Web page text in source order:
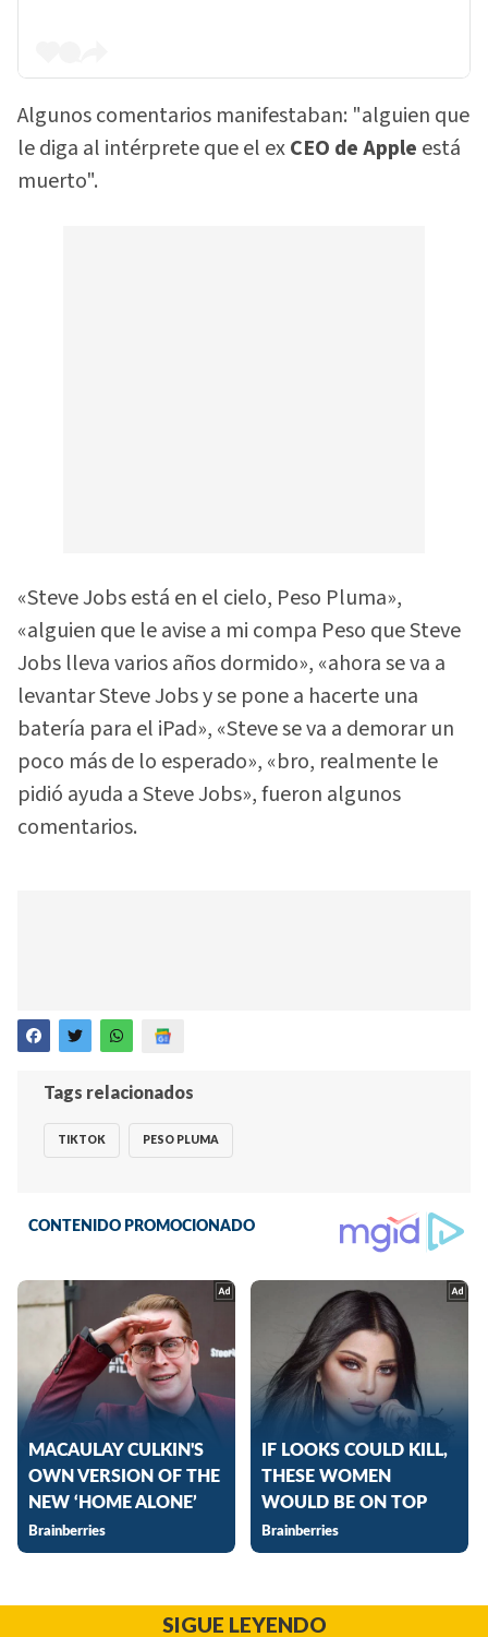
Algunos comentarios manifestaban: "alguien que
le diga al intérprete que el exCEO de Apple está
muerto".
«Steve Jobs está en el cielo, Peso Pluma»,
«alguien que le avise a mi compa Peso que Steve
Jobs lleva varios años dormido», «ahora se va a
levantar Steve Jobs y se pone a hacerte una
batería para el iPad», «Steve se va a demorar un
poco más de lo esperado», «bro, realmente le
pidió ayuda a Steve Jobs», fueron algunos
comentarios.
Tags relacionados
TIKTOK PESO PLUMA
SIGUE LEYENDO